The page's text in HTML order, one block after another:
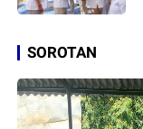
SOROTAN